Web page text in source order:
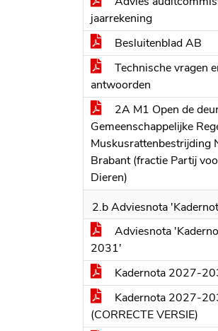
jaarrekening
Besluitenblad AB
Technische vragen
antwoorden
2A M1 Open de
Gemeenschappelijke
Muskusrattenbestrijding
Brabant (fractie Partij
Dieren)
2.b Adviesnota
Adviesnota
2031'
Kadernota 2027-
Kadernota 2027-
(CORRECTE VERSIE)